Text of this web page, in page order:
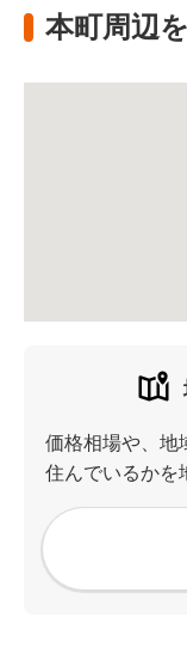
本町周辺
価格相場や、地
住んでいるかを